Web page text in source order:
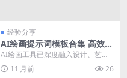
经验分享
AI绘画提示词模板合集 高效生
成高质量图像
AI绘画工具已深度融入设计、艺术
创作等领域，如何通过精准的提示
词（Prompt）...
11 月前 26